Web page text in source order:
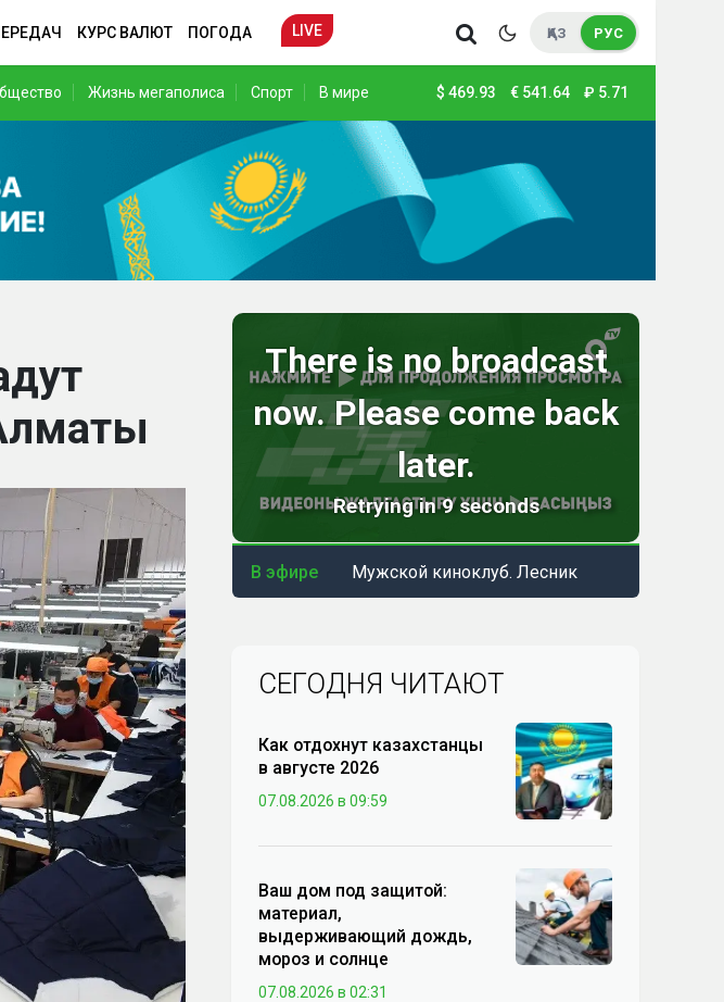
КУРС ВАЛЮТ ПОГОДА LIVE ҚАЗ РУС
Жизнь мегаполиса Спорт В мире $ 469.93 € 541.64 ₽ 5.71
В эфире Мужской киноклуб. Лесник
СЕГОДНЯ ЧИТАЮТ
Как отдохнут казахстанцы
в августе 2026
07.08.2026 в 09:59
Ваш дом под защитой:
материал,
выдерживающий дождь,
мороз и солнце
07.08.2026 в 02:31